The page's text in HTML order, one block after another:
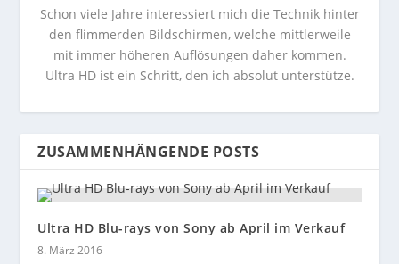
Schon viele Jahre interessiert mich die Technik hinter
den flimmerden Bildschirmen, welche mittlerweile
mit immer höheren Auflösungen daher kommen.
Ultra HD ist ein Schritt, den ich absolut unterstütze.
ZUSAMMENHÄNGENDE POSTS
Ultra HD Blu-rays von Sony ab April im Verkauf
8. März 2016